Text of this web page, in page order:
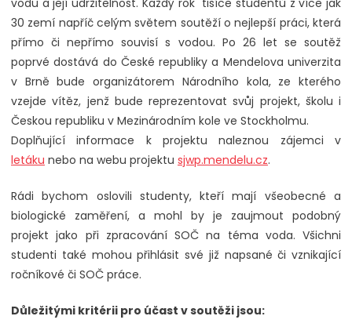
30 zemí napříč celým světem soutěží o nejlepší práci, která
přímo či nepřímo souvisí s vodou. Po 26 let se soutěž
poprvé dostává do České republiky a Mendelova univerzita
v Brně bude organizátorem Národního kola, ze kterého
vzejde vítěz, jenž bude reprezentovat svůj projekt, školu i
Českou republiku v Mezinárodním kole ve Stockholmu.
Doplňující informace k projektu naleznou zájemci v
letáku nebo na webu projektu sjwp.mendelu.cz.
Rádi bychom oslovili studenty, kteří mají všeobecné a
biologické zaměření, a mohl by je zaujmout podobný
projekt jako při zpracování SOČ na téma voda. Všichni
studenti také mohou přihlásit své již napsané či vznikající
ročníkové či SOČ práce.
Důležitými kritérii pro účast v soutěži jsou: